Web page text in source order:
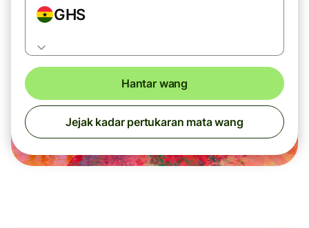
GHS
Hantar wang
Jejak kadar pertukaran mata wang